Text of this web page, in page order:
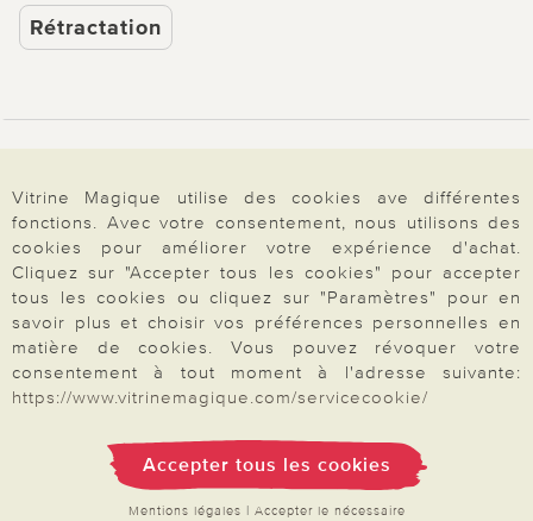
Rétractation
À propos de nous
Besoin d'aide?
Mentions légales | Données & liberté
Prix en Euro, TVA légale incluse
©2026 Vitrine Magique
Vitrine Magique utilise des cookies ave différentes
fonctions. Avec votre consentement, nous utilisons des
cookies pour améliorer votre expérience d'achat.
Cliquez sur "Accepter tous les cookies" pour accepter
tous les cookies ou cliquez sur "Paramètres" pour en
savoir plus et choisir vos préférences personnelles en
matière de cookies. Vous pouvez révoquer votre
consentement à tout moment à l'adresse suivante:
https://www.vitrinemagique.com/servicecookie/
Accepter tous les cookies
Mentions légales | Accepter le nécessaire